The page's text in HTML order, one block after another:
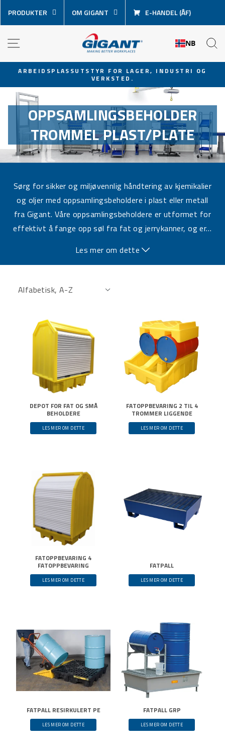
over
innhold
PRODUKTER OM GIGANT E-HANDEL (ÅF)
NB
Sett
lysbildevisningen
på
pause
ARBEIDSPLASSUTSTYR FOR LAGER, INDUSTRI OG
VERKSTED.
OPPSAMLINGSBEHOLDER
TROMMEL PLAST/PLATE
Sørg for sikker og miljøvennlig håndtering av kjemikalier
og oljer med oppsamlingsbeholdere i plast eller metall
fra Gigant. Våre oppsamlingsbeholdere er utformet for
effektivt å fange opp søl fra fat og jerrykanner, og er…
metallplate, avhengig av bruksområde.
Les mer om dette
DEPOT FOR FAT OG SMÅ
BEHOLDERE
LES MER OM DETTE
FATOPPBEVARING 2 TIL 4
TROMMER LIGGENDE
LES MER OM DETTE
FATOPPBEVARING 4
FATOPPBEVARING
LES MER OM DETTE
FATPALL
LES MER OM DETTE
FATPALL RESIRKULERT PE
LES MER OM DETTE
FATPALL GRP
LES MER OM DETTE